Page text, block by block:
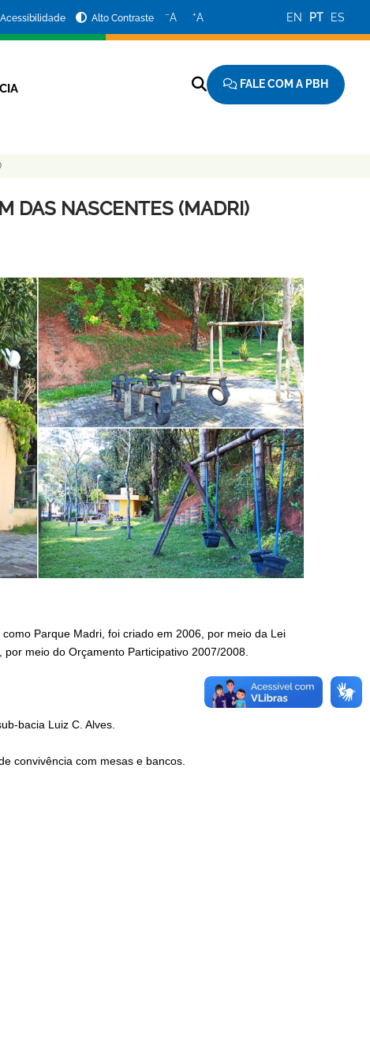
Acessibilidade Alto Contraste −A +A EN PT ES
FALE COM A PBH
DAS NASCENTES (MADRI)
Parque Madri, foi criado em 2006, por meio da Lei
meio do Orçamento Participativo 2007/2008.
bacia Luiz C. Alves.
convivência com mesas e bancos.